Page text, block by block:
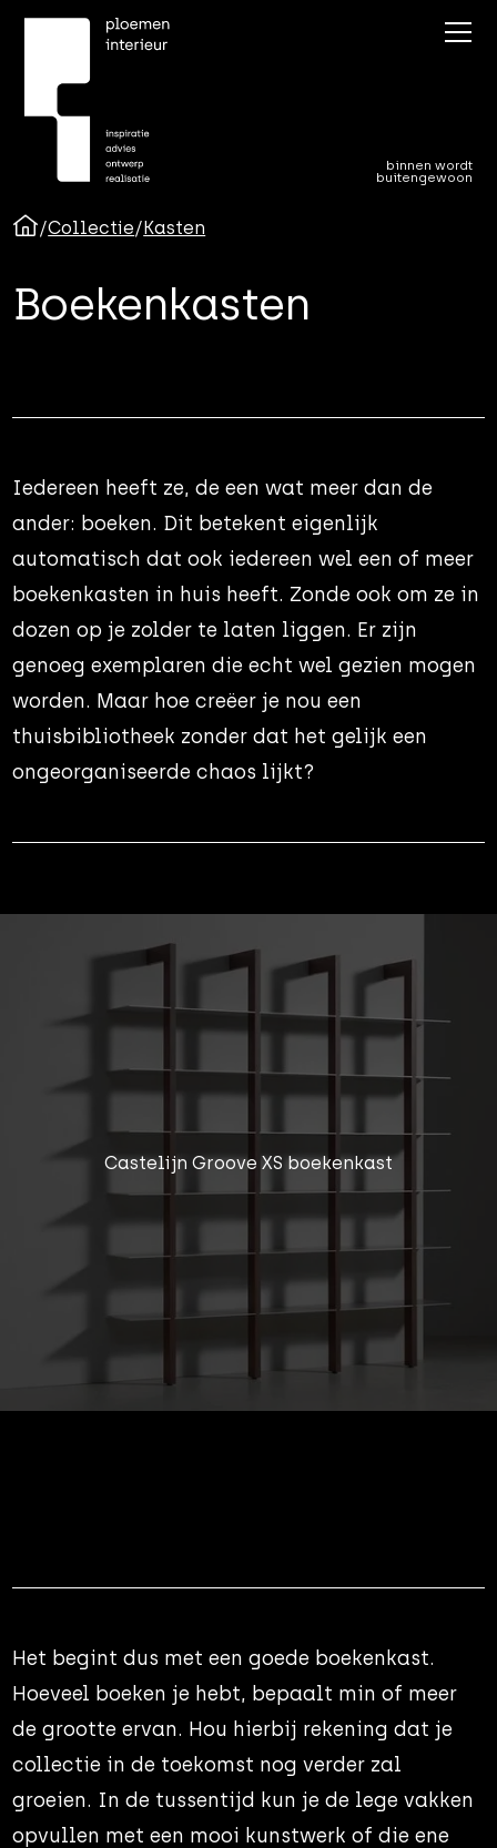
binnen wordt
buitengewoon
/Collectie/Kasten
Boekenkasten
Iedereen heeft ze, de een wat meer dan de
ander: boeken. Dit betekent eigenlijk
automatisch dat ook iedereen wel een of meer
boekenkasten in huis heeft. Zonde ook om ze in
dozen op je zolder te laten liggen. Er zijn
genoeg exemplaren die echt wel gezien mogen
worden. Maar hoe creëer je nou een
thuisbibliotheek zonder dat het gelijk een
ongeorganiseerde chaos lijkt?
Castelijn Groove XS boekenkast
Het begint dus met een goede boekenkast.
Hoeveel boeken je hebt, bepaalt min of meer
de grootte ervan. Hou hierbij rekening dat je
collectie in de toekomst nog verder zal
groeien. In de tussentijd kun je de lege vakken
opvullen met een mooi kunstwerk of die ene